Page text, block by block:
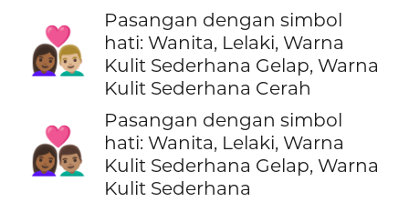
👩🏾‍❤️‍👨🏼
Pasangan dengan simbol
hati: Wanita, Lelaki, Warna
Kulit Sederhana Gelap, Warna
Kulit Sederhana Cerah
👩🏾‍❤️‍👨🏽
Pasangan dengan simbol
hati: Wanita, Lelaki, Warna
Kulit Sederhana Gelap, Warna
Kulit Sederhana